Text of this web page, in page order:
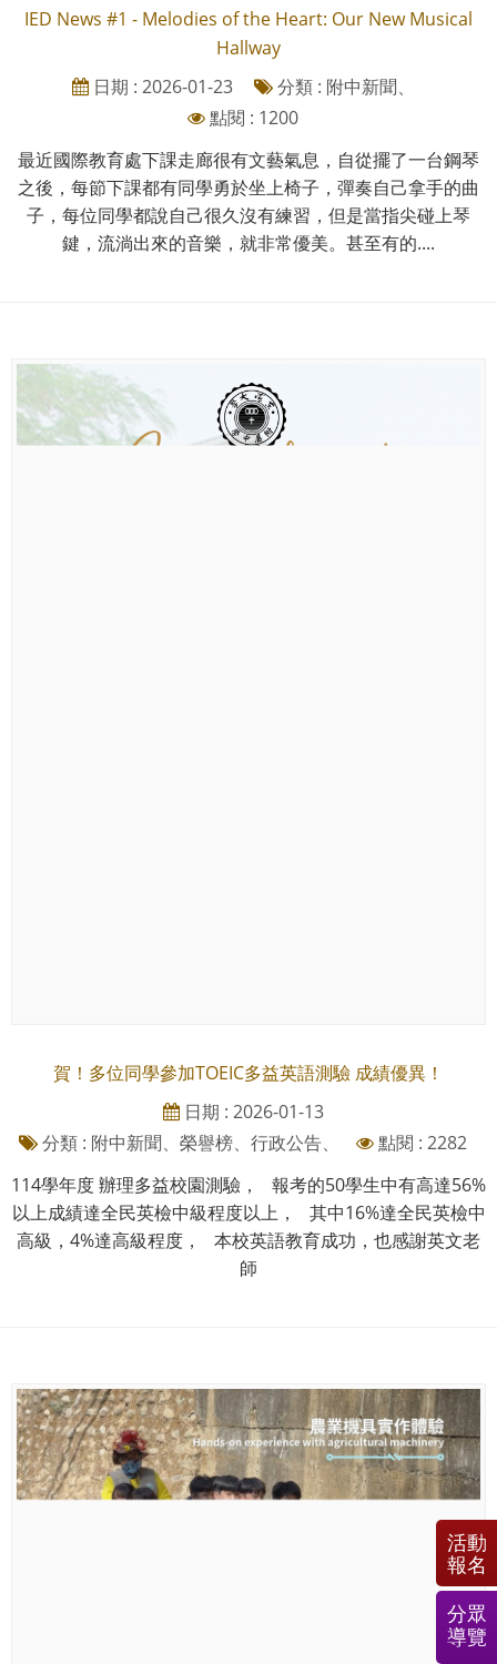
IED News #1 - Melodies of the Heart: Our New Musical
Hallway
日期 : 2026-01-23
分類 : 附中新聞、
點閱 : 1200
最近國際教育處下課走廊很有文藝氣息，自從擺了一台鋼琴
之後，每節下課都有同學勇於坐上椅子，彈奏自己拿手的曲
子，每位同學都說自己很久沒有練習，但是當指尖碰上琴
鍵，流淌出來的音樂，就非常優美。甚至有的....
賀！多位同學參加TOEIC多益英語測驗 成績優異！
日期 : 2026-01-13
分類 : 附中新聞、榮譽榜、行政公告、
點閱 : 2282
114學年度 辦理多益校園測驗， 報考的50學生中有高達56%
以上成績達全民英檢中級程度以上， 其中16%達全民英檢中
高級，4%達高級程度， 本校英語教育成功，也感謝英文老
師
活動
報名
分眾
導覽